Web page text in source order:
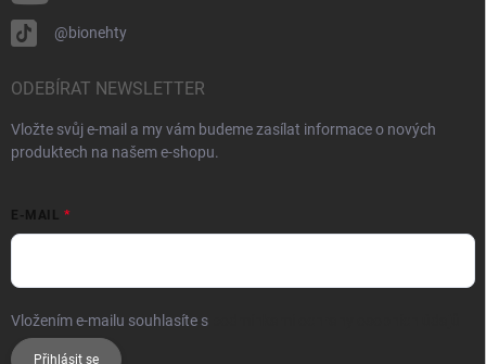
@bionehty
ODEBÍRAT NEWSLETTER
Vložte svůj e-mail a my vám budeme zasílat informace o nových
produktech na našem e-shopu.
E-MAIL
Vložením e-mailu souhlasíte s
Přihlásit se